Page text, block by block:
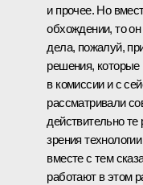
и прочее. Но
обхождении, то он
дела, пожалуй,
решения, которые
в комиссии и с
рассматривали
действительно
зрения
вместе с тем
работают в этом